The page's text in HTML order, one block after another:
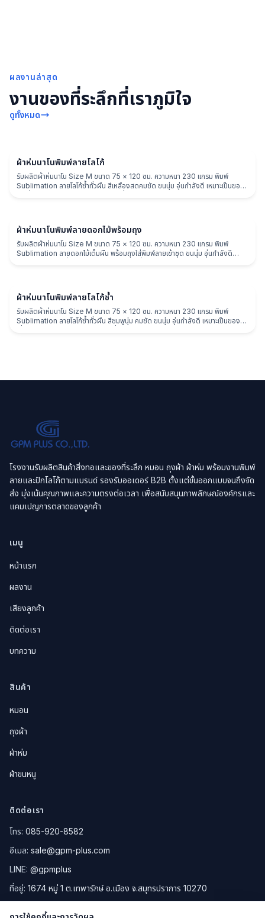
ผลงานล่าสุด
งานของที่ระลึกที่เราภูมิใจ
ดูทั้งหมด
ผ้าห่ม
ผ้าห่มนาโนพิมพ์ลายโลโก้
รับผลิตผ้าห่มนาโน Size M ขนาด 75 × 120 ซม. ความหนา 230 แกรม พิมพ์
Sublimation ลายโลโก้ซ้ำทั่วผืน สีเหลืองสดคมชัด ขนนุ่ม อุ่นกำลังดี เหมาะเป็นของ
ผ้าห่ม
ผ้าห่มนาโนพิมพ์ลายดอกไม้พร้อมถุง
รับผลิตผ้าห่มนาโน Size M ขนาด 75 × 120 ซม. ความหนา 230 แกรม พิมพ์
Sublimation ลายดอกไม้เต็มผืน พร้อมถุงใส่พิมพ์ลายเข้าชุด ขนนุ่ม อุ่นกำลังดี
ผ้าห่ม
ผ้าห่มนาโนพิมพ์ลายโลโก้ซ้ำ
รับผลิตผ้าห่มนาโน Size M ขนาด 75 × 120 ซม. ความหนา 230 แกรม พิมพ์
Sublimation ลายโลโก้ซ้ำทั่วผืน สีชมพูนุ่ม คมชัด ขนนุ่ม อุ่นกำลังดี เหมาะเป็นของพรี
โรงงานรับผลิตสินค้าสิ่งทอและของที่ระลึก หมอน ถุงผ้า ผ้าห่ม พร้อมงานพิมพ์
ลายและปักโลโก้ตามแบรนด์ รองรับออเดอร์ B2B ตั้งแต่ขั้นออกแบบจนถึงจัด
ส่ง มุ่งเน้นคุณภาพและความตรงต่อเวลา เพื่อสนับสนุนภาพลักษณ์องค์กรและ
แคมเปญการตลาดของลูกค้า
เมนู
หน้าแรก
ผลงาน
เสียงลูกค้า
ติดต่อเรา
บทความ
สินค้า
หมอน
ถุงผ้า
ผ้าห่ม
ผ้าขนหนู
ติดต่อเรา
โทร: 085-920-8582
อีเมล: sale@gpm-plus.com
LINE: @gpmplus
ที่อยู่: 1674 หมู่ 1 ต.เทพารักษ์ อ.เมือง จ.สมุทรปราการ 10270